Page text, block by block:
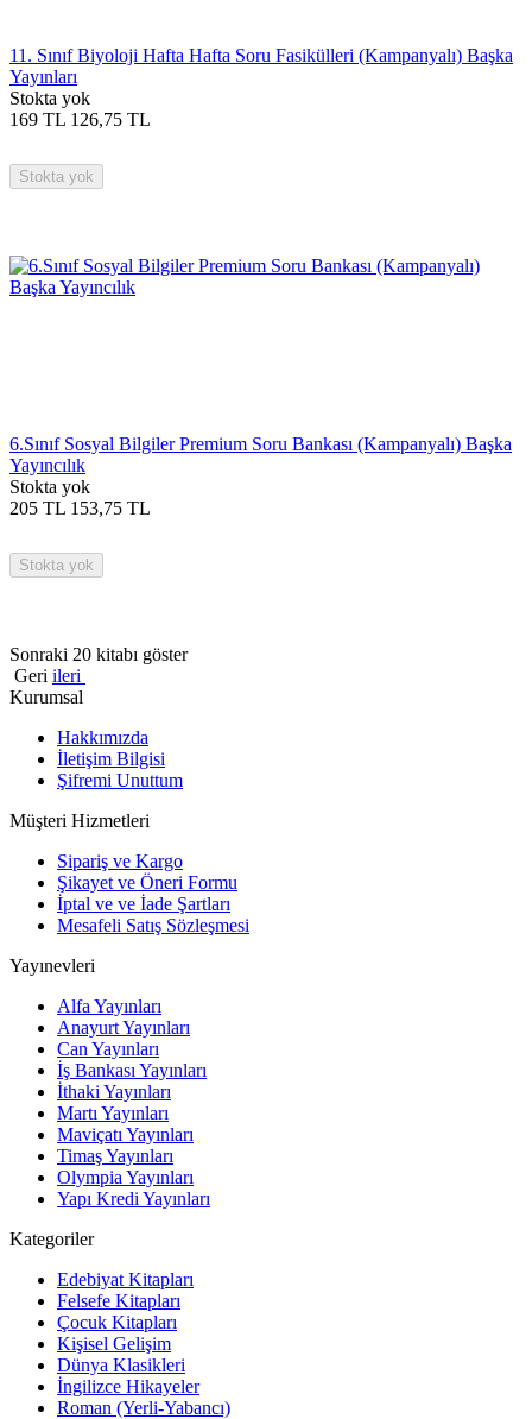
11. Sınıf Biyoloji Hafta Hafta Soru Fasikülleri (Kampanyalı) Başka
Yayınları
Stokta yok
169 TL 126,75 TL
Stokta yok
6.Sınıf Sosyal Bilgiler Premium Soru Bankası (Kampanyalı) Başka
Yayıncılık
Stokta yok
205 TL 153,75 TL
Stokta yok
Sonraki 20 kitabı göster
Geri ileri
Kurumsal
Hakkımızda
İletişim Bilgisi
Şifremi Unuttum
Müşteri Hizmetleri
Sipariş ve Kargo
Şikayet ve Öneri Formu
İptal ve ve İade Şartları
Mesafeli Satış Sözleşmesi
Yayınevleri
Alfa Yayınları
Anayurt Yayınları
Can Yayınları
İş Bankası Yayınları
İthaki Yayınları
Martı Yayınları
Maviçatı Yayınları
Timaş Yayınları
Olympia Yayınları
Yapı Kredi Yayınları
Kategoriler
Edebiyat Kitapları
Felsefe Kitapları
Çocuk Kitapları
Kişisel Gelişim
Dünya Klasikleri
İngilizce Hikayeler
Roman (Yerli-Yabancı)